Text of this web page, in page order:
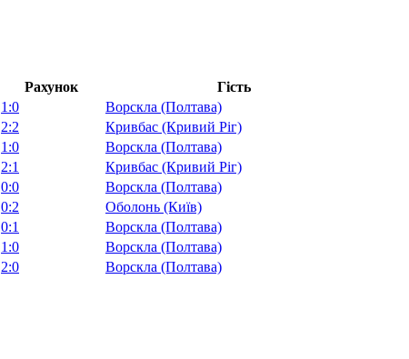
Рахунок
Гість
1:0
Ворскла (Полтава)
2:2
Кривбас (Кривий Ріг)
1:0
Ворскла (Полтава)
2:1
Кривбас (Кривий Ріг)
0:0
Ворскла (Полтава)
0:2
Оболонь (Київ)
0:1
Ворскла (Полтава)
1:0
Ворскла (Полтава)
2:0 Ворскла (Полтава)